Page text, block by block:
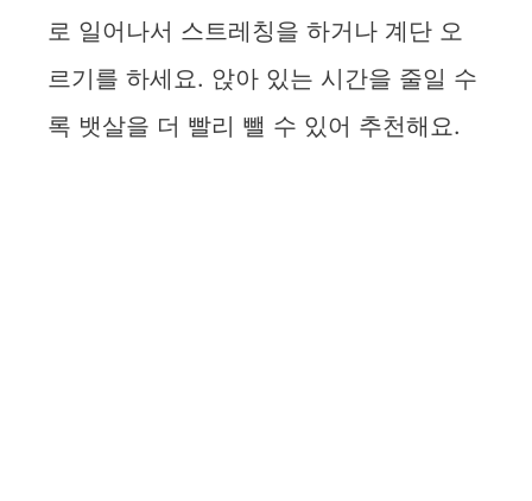
로 일어나서 스트레칭을 하거나 계단 오
르기를 하세요. 앉아 있는 시간을 줄일 수
록 뱃살을 더 빨리 뺄 수 있어 추천해요.